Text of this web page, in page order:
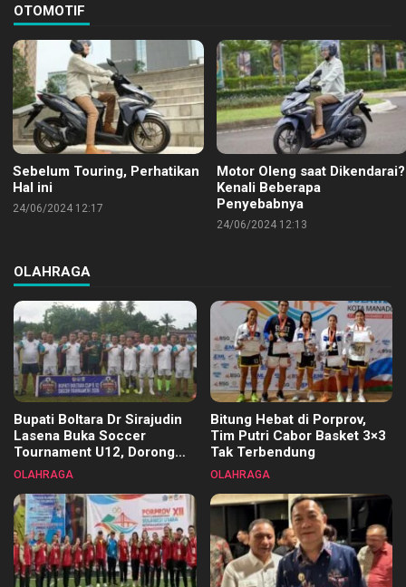
OTOMOTIF
Sebelum Touring, Perhatikan
Hal ini
24/06/2024 12:17
Motor Oleng saat Dikendarai?
Kenali Beberapa
Penyebabnya
24/06/2024 12:13
OLAHRAGA
Bupati Boltara Dr Sirajudin
Lasena Buka Soccer
Tournament U12, Dorong
Pembinaan Merata di Setiap
OLAHRAGA
Bitung Hebat di Porprov,
Tim Putri Cabor Basket 3×3
Tak Terbendung
OLAHRAGA